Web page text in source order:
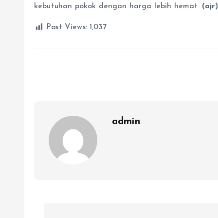
kebutuhan pokok dengan harga lebih hemat. (ajr)
Post Views: 1,037
admin